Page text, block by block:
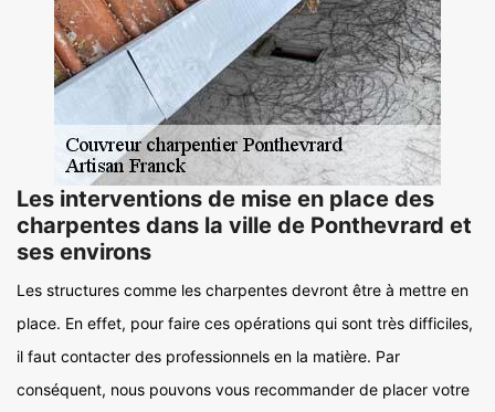
Les interventions de mise en place des
charpentes dans la ville de Ponthevrard et
ses environs
Les structures comme les charpentes devront être à mettre en
place. En effet, pour faire ces opérations qui sont très difficiles,
il faut contacter des professionnels en la matière. Par
conséquent, nous pouvons vous recommander de placer votre